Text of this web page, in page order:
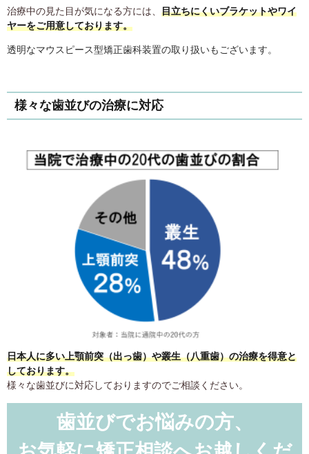
治療中の見た目が気になる方には、 目立ちにくいブラケットやワイ
ヤーをご用意しております。
透明なマウスピース型矯正歯科装置の取り扱いもございます。
様々な歯並びの治療に対応
日本人に多い上顎前突（出っ歯）や叢生（八重歯）の治療を得意と
しております。
様々な歯並びに対応しておりますのでご相談ください。
歯並びでお悩みの方、